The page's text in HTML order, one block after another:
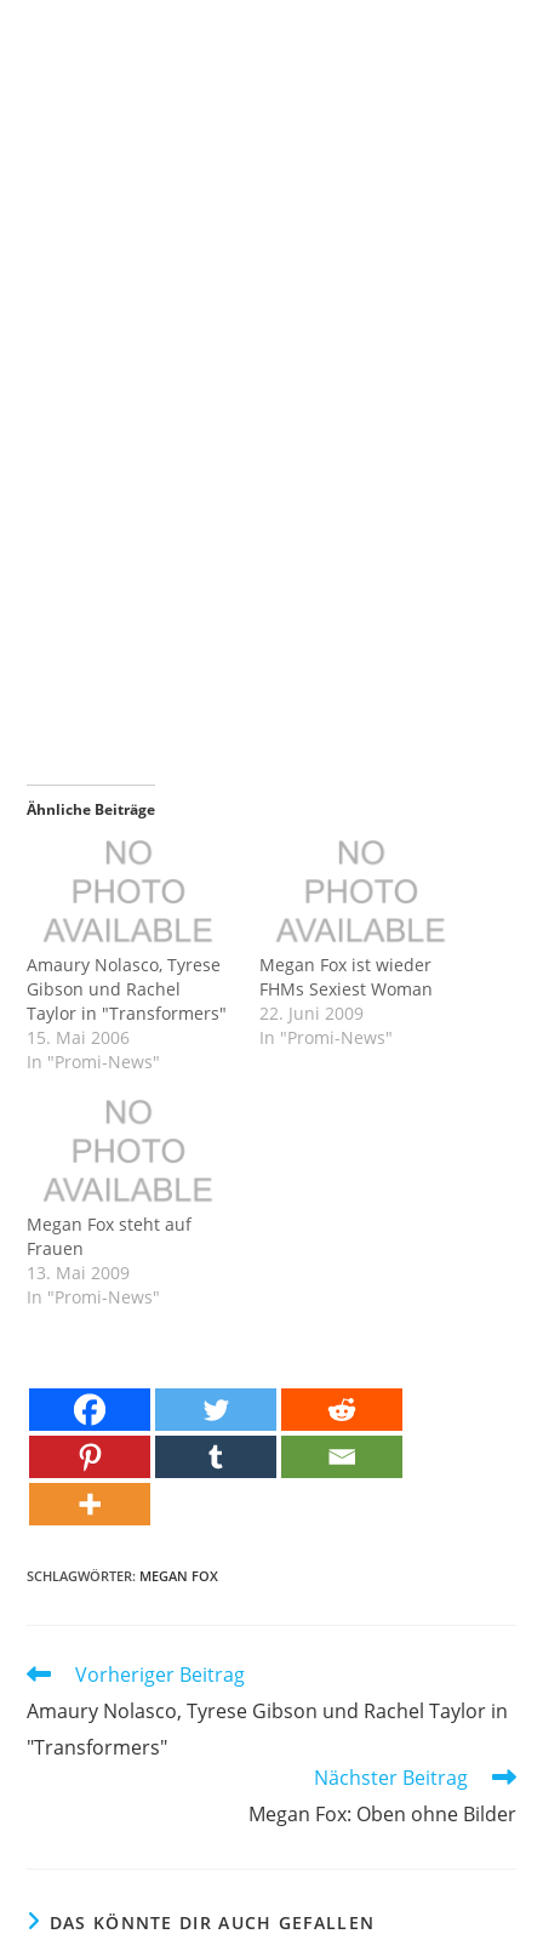
Ähnliche Beiträge
Amaury Nolasco, Tyrese
Gibson und Rachel
Taylor in "Transformers"
15. Mai 2006
In "Promi-News"
Megan Fox ist wieder
FHMs Sexiest Woman
22. Juni 2009
In "Promi-News"
Megan Fox steht auf
Frauen
13. Mai 2009
In "Promi-News"
SCHLAGWÖRTER: MEGAN FOX
Weitere
ansehen
Vorheriger Beitrag
Amaury Nolasco, Tyrese Gibson und Rachel Taylor in
"Transformers"
Nächster Beitrag
Megan Fox: Oben ohne Bilder
DAS KÖNNTE DIR AUCH GEFALLEN